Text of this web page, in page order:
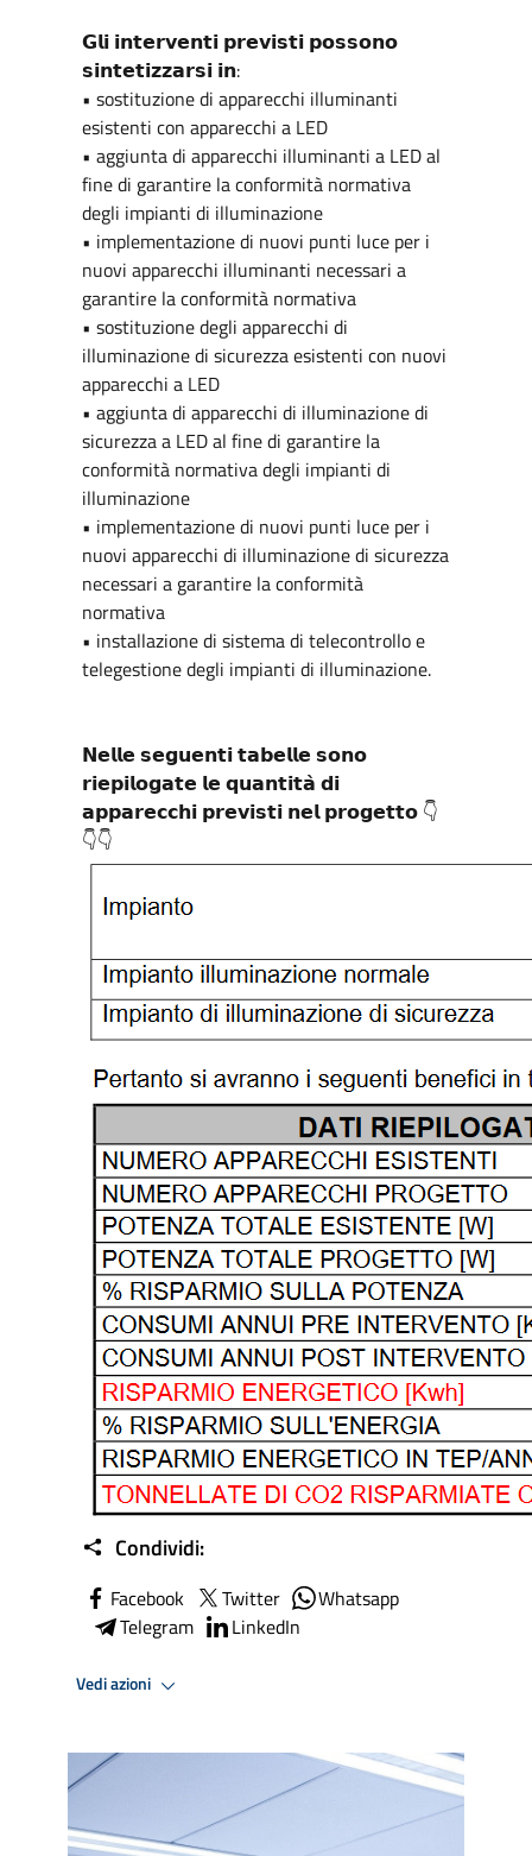
𝗚𝗹𝗶 𝗶𝗻𝘁𝗲𝗿𝘃𝗲𝗻𝘁𝗶 𝗽𝗿𝗲𝘃𝗶𝘀𝘁𝗶 𝗽𝗼𝘀𝘀𝗼𝗻𝗼
𝘀𝗶𝗻𝘁𝗲𝘁𝗶𝘇𝘇𝗮𝗿𝘀𝗶 𝗶𝗻:
• sostituzione di apparecchi illuminanti
esistenti con apparecchi a LED
• aggiunta di apparecchi illuminanti a LED al
fine di garantire la conformità normativa
degli impianti di illuminazione
• implementazione di nuovi punti luce per i
nuovi apparecchi illuminanti necessari a
garantire la conformità normativa
• sostituzione degli apparecchi di
illuminazione di sicurezza esistenti con nuovi
apparecchi a LED
• aggiunta di apparecchi di illuminazione di
sicurezza a LED al fine di garantire la
conformità normativa degli impianti di
illuminazione
• implementazione di nuovi punti luce per i
nuovi apparecchi di illuminazione di sicurezza
necessari a garantire la conformità
normativa
• installazione di sistema di telecontrollo e
telegestione degli impianti di illuminazione.
𝗡𝗲𝗹𝗹𝗲 𝘀𝗲𝗴𝘂𝗲𝗻𝘁𝗶 𝘁𝗮𝗯𝗲𝗹𝗹𝗲 𝘀𝗼𝗻𝗼
𝗿𝗶𝗲𝗽𝗶𝗹𝗼𝗴𝗮𝘁𝗲 𝗹𝗲 𝗾𝘂𝗮𝗻𝘁𝗶𝘁𝗮̀ 𝗱𝗶
𝗮𝗽𝗽𝗮𝗿𝗲𝗰𝗰𝗵𝗶 𝗽𝗿𝗲𝘃𝗶𝘀𝘁𝗶 𝗻𝗲𝗹 𝗽𝗿𝗼𝗴𝗲𝘁𝘁𝗼 👇
👇👇
Condividi:
Facebook Twitter
Whatsapp
Telegram
LinkedIn
Vedi azioni